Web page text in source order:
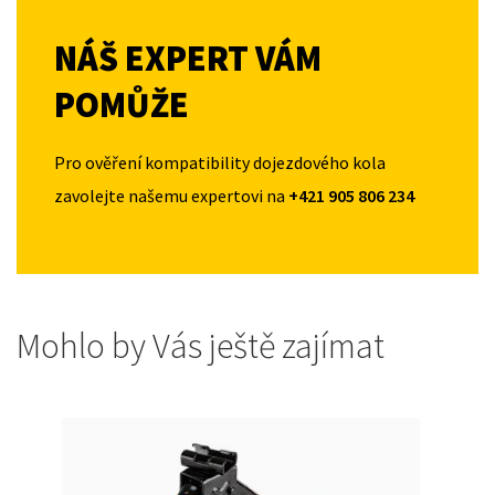
NÁŠ EXPERT VÁM
POMŮŽE
Pro ověření kompatibility dojezdového kola
zavolejte našemu expertovi na +421 905 806 234
Mohlo by Vás ještě zajímat